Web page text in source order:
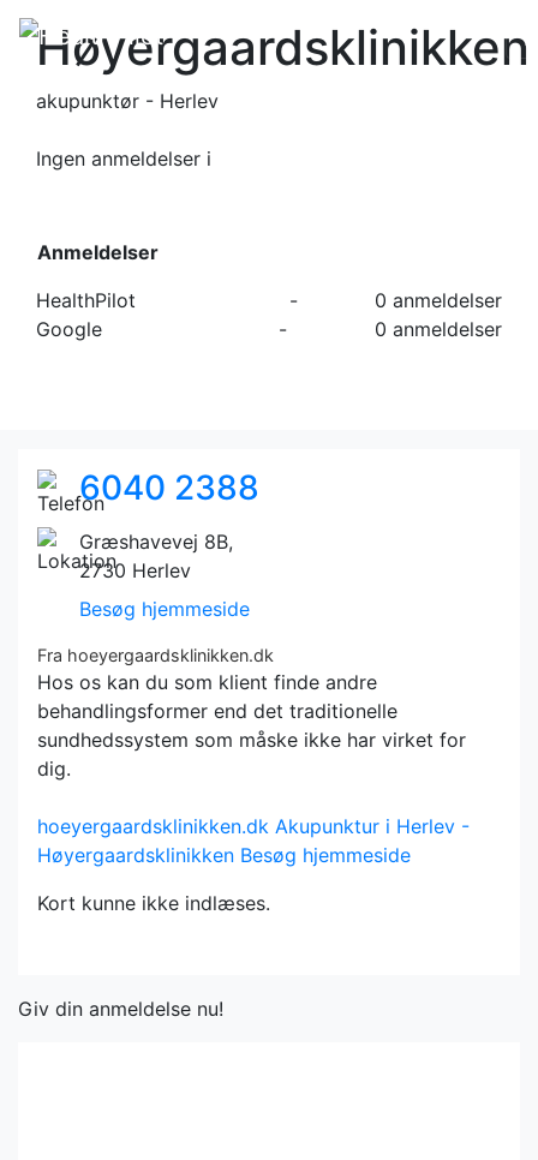
Høyergaardsklinikken
akupunktør - Herlev
Ingen anmeldelser i
Anmeldelser
HealthPilot
-
0 anmeldelser
Google
- 0 anmeldelser
6040 2388
Græshavevej 8B,
2730 Herlev
Besøg hjemmeside
Fra hoeyergaardsklinikken.dk
Hos os kan du som klient finde andre
behandlingsformer end det traditionelle
sundhedssystem som måske ikke har virket for
dig.
hoeyergaardsklinikken.dk Akupunktur i Herlev -
Høyergaardsklinikken Besøg hjemmeside
Kort kunne ikke indlæses.
Giv din anmeldelse nu!